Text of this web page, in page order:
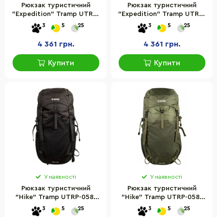
Рюкзак туристичний
"Expedition" Tramp UTRP-
056-black 60 літрів
3 5 25
4 361 грн.
Купити
Рюкзак туристичний
"Expedition" Tramp UTRP-
056-olive 60 літрів
3 5 25
4 361 грн.
Купити
У наявності
Рюкзак туристичний
"Hike" Tramp UTRP-058-
black 30 літрів
3 5 25
У наявності
Рюкзак туристичний
"Hike" Tramp UTRP-058-
olive 30 літрів
3 5 25